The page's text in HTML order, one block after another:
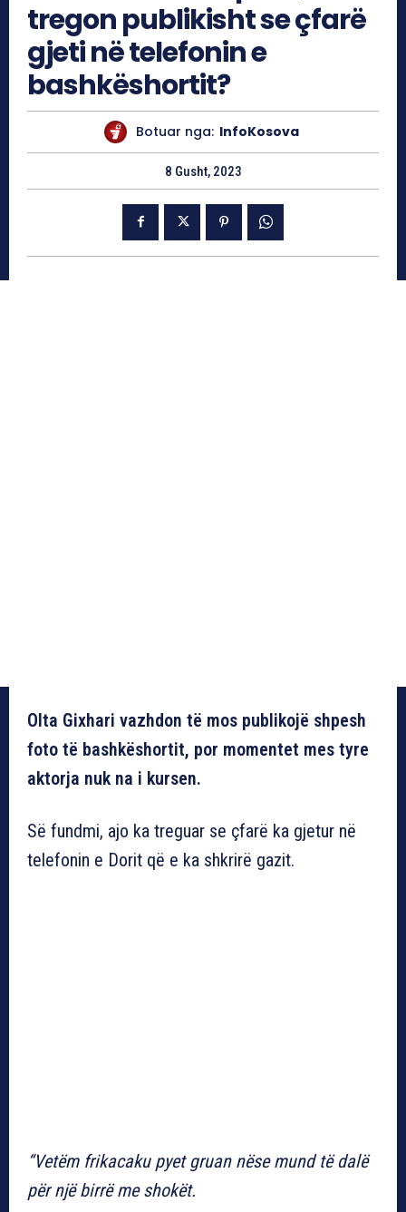
tregon publikisht se çfarë
gjeti në telefonin e
bashkëshortit?
Botuar nga: InfoKosova
8 Gusht, 2023
Olta Gixhari vazhdon të mos publikojë shpesh
foto të bashkëshortit, por momentet mes tyre
aktorja nuk na i kursen.
Së fundmi, ajo ka treguar se çfarë ka gjetur në
telefonin e Dorit që e ka shkrirë gazit.
“Vetëm frikacaku pyet gruan nëse mund të dalë
për një birrë me shokët.